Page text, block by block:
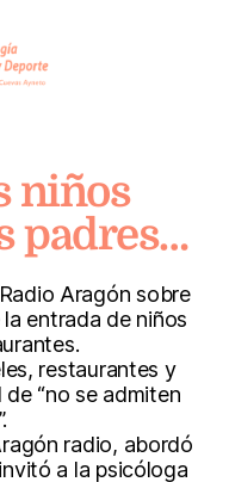
niños
padres…
Aragón sobre
entrada de niños
restaurantes y
“no se admiten
radio, abordó
a la psicóloga